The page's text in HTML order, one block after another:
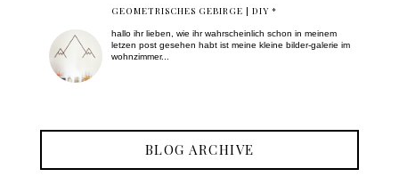
GEOMETRISCHES GEBIRGE | DIY *
hallo ihr lieben, wie ihr wahrscheinlich schon in meinem
letzen post gesehen habt ist meine kleine bilder-galerie im
wohnzimmer...
BLOG ARCHIVE